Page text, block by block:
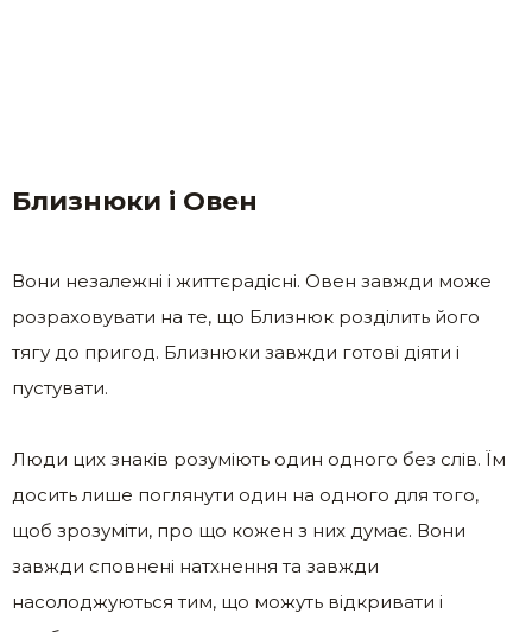
Близнюки і Овен
Вони незалежні і життєрадісні. Овен завжди може
розраховувати на те, що Близнюк розділить його
тягу до пригод. Близнюки завжди готові діяти і
пустувати.
Люди цих знаків розуміють один одного без слів. Їм
досить лише поглянути один на одного для того,
щоб зрозуміти, про що кожен з них думає. Вони
завжди сповнені натхнення та завжди
насолоджуються тим, що можуть відкривати і